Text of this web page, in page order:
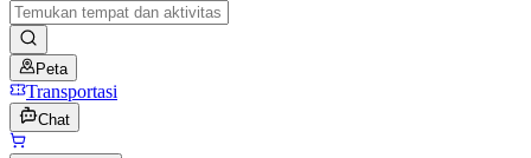
Peta
Transportasi
Chat